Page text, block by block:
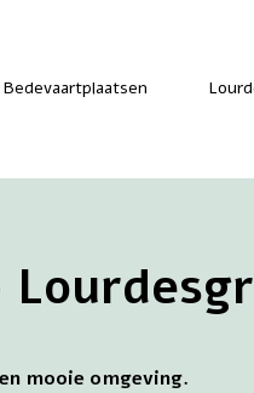
Bedevaartplaatsen
mooie omgeving.